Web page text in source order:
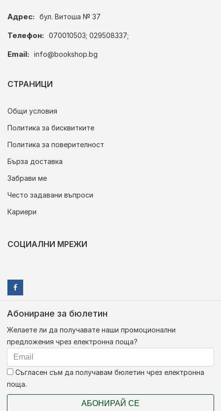
Адрес: бул. Витоша № 37
Телефон: 070010503; 029508337;
Email: info@bookshop.bg
СТРАНИЦИ
Общи условия
Политика за бисквитките
Политика за поверителност
Бърза доставка
Забрави ме
Често задавани въпроси
Кариери
СОЦИАЛНИ МРЕЖИ
Абониране за бюлетин
Желаете ли да получавате наши промоционални
предложения чрез електронна поща?
Съгласен съм да получавам бюлетин чрез електронна
поща.
АБОНИРАЙ СЕ